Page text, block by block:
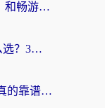
海外党必看：MalusVPN好用吗？和畅游VPN对比哪个回国效果更好？附穿梭飞鱼神龟真实体验
海外党必看：回国VPN APK怎么选？3步教你无缝刷国内剧玩国服
海外党必看：电脑vpn免费dcard真的靠谱吗？教你选对回国加速器无缝访问国内资源